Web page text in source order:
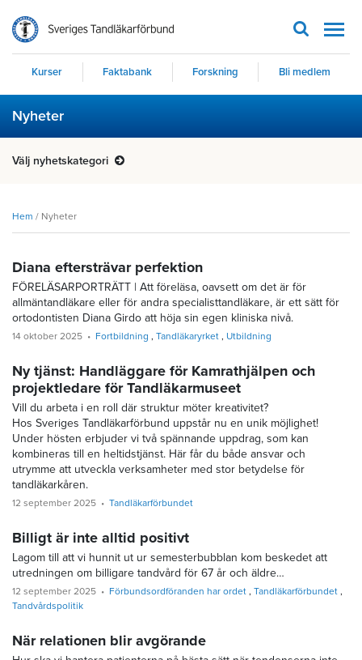
Kurser Faktabank Forskning Bli medlem
Nyheter
Välj nyhetskategori
Hem / Nyheter
Diana eftersträvar perfektion
FÖRELÄSARPORTRÄTT | Att föreläsa, oavsett om det är för
allmäntandläkare eller för andra specialisttandläkare, är ett sätt för
ortodontisten Diana Girdo att höja sin egen kliniska nivå.
14 oktober 2025 Fortbildning Tandläkaryrket Utbildning
Ny tjänst: Handläggare för Kamrathjälpen och
projektledare för Tandläkarmuseet
Vill du arbeta i en roll där struktur möter kreativitet?
Hos Sveriges Tandläkarförbund uppstår nu en unik möjlighet!
Under hösten erbjuder vi två spännande uppdrag, som kan
kombineras till en heltidstjänst. Här får du både ansvar och
utrymme att utveckla verksamheter med stor betydelse för
tandläkarkåren.
12 september 2025 Tandläkarförbundet
Billigt är inte alltid positivt
Lagom till att vi hunnit ut ur semesterbubblan kom beskedet att
utredningen om billigare tandvård för 67 år och äldre…
12 september 2025 Förbundsordföranden har ordet
Tandläkarförbundet
Tandvårdspolitik
När relationen blir avgörande